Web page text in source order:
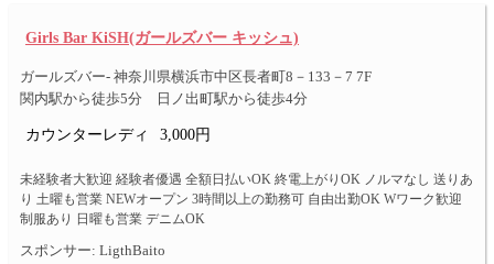
Girls Bar KiSH(ガールズバー キッシュ)
ガールズバー- 神奈川県横浜市中区長者町8－133－7 7F
関内駅から徒歩5分 日ノ出町駅から徒歩4分
カウンターレディ 3,000円
未経験者大歓迎 経験者優遇 全額日払いOK 終電上がりOK ノルマなし 送りあ
り 土曜も営業 NEWオープン 3時間以上の勤務可 自由出勤OK Wワーク歓迎
制服あり 日曜も営業 デニムOK
スポンサー: LigthBaito